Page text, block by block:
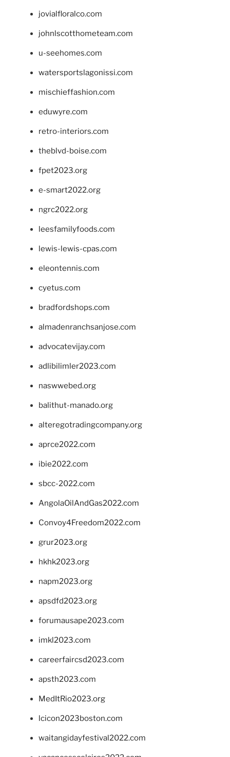
jovialfloralco.com
johnlscotthometeam.com
u-seehomes.com
watersportslagonissi.com
mischieffashion.com
eduwyre.com
retro-interiors.com
theblvd-boise.com
fpet2023.org
e-smart2022.org
ngrc2022.org
leesfamilyfoods.com
lewis-lewis-cpas.com
eleontennis.com
cyetus.com
bradfordshops.com
almadenranchsanjose.com
advocatevijay.com
adlibilimler2023.com
naswwebed.org
balithut-manado.org
alteregotradingcompany.org
aprce2022.com
ibie2022.com
sbcc-2022.com
AngolaOilAndGas2022.com
Convoy4Freedom2022.com
grur2023.org
hkhk2023.org
napm2023.org
apsdfd2023.org
forumausape2023.com
imkl2023.com
careerfaircsd2023.com
apsth2023.com
MedItRio2023.org
lcicon2023boston.com
waitangidayfestival2022.com